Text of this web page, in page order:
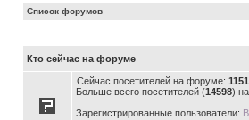
Список форумов
Кто сейчас на форуме
Сейчас посетителей на форуме: 1151
Больше всего посетителей (14598)
Зарегистрированные пользователи: